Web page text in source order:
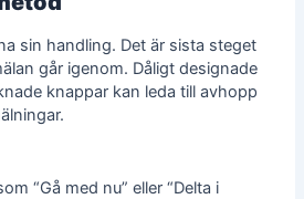
sin handling. Det är sista steget
går igenom. Dåligt designade
knappar kan leda till avhopp
“Gå med nu” eller “Delta i